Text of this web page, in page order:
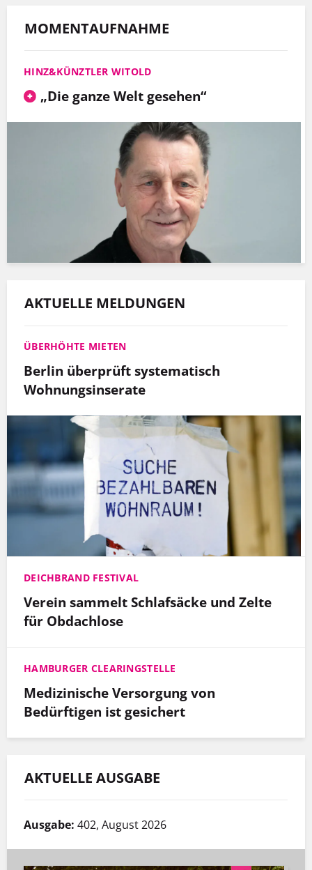
MOMENTAUFNAHME
HINZ&KÜNZTLER WITOLD
„Die ganze Welt gesehen“
AKTUELLE MELDUNGEN
ÜBERHÖHTE MIETEN
Berlin überprüft systematisch
Wohnungsinserate
DEICHBRAND FESTIVAL
Verein sammelt Schlafsäcke und Zelte
für Obdachlose
HAMBURGER CLEARINGSTELLE
Medizinische Versorgung von
Bedürftigen ist gesichert
AKTUELLE AUSGABE
Ausgabe: 402, August 2026